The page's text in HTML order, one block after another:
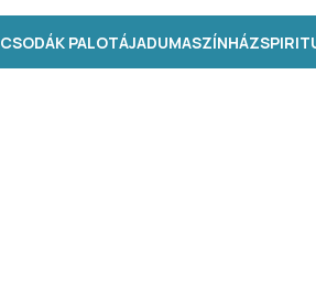
CSODÁK PALOTÁJADUMASZÍNHÁZ